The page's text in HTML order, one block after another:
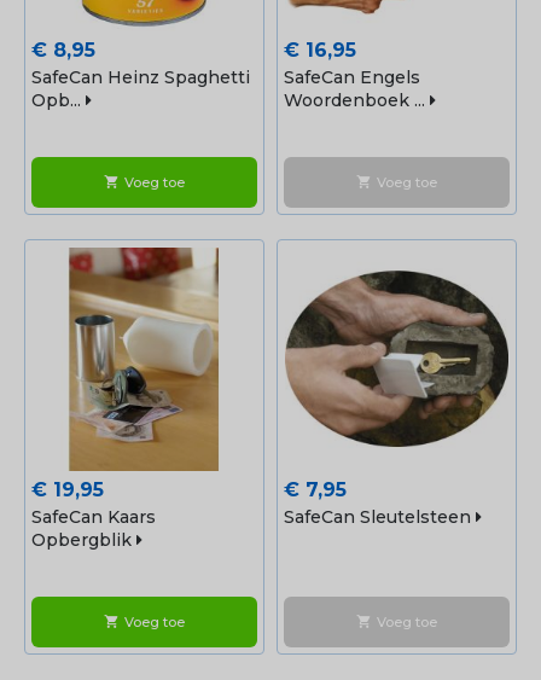
Prijs
€ 8,95
SafeCan Heinz Spaghetti
Opb...
shopping_cart Voeg toe
Prijs
€ 16,95
SafeCan Engels
Woordenboek ...
shopping_cart Voeg toe
Prijs
€ 19,95
SafeCan Kaars
Opbergblik
shopping_cart Voeg toe
Prijs
€ 7,95
SafeCan Sleutelsteen
shopping_cart Voeg toe